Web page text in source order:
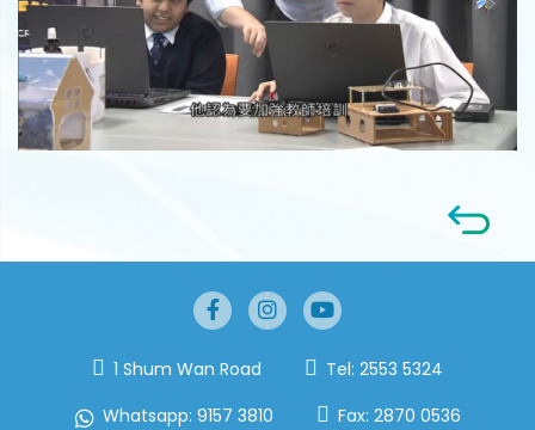
1 Shum Wan Road Tel: 2553 5324
Whatsapp: 9157 3810 Fax: 2870 0536